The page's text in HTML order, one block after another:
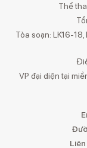
Thể
Tòa soạn: LK16-
VP đại diện tại